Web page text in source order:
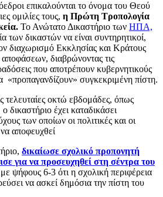
επικαλούνται το όνομα του Θεού
ομιλίες τους, η Πρώτη Τροπολογία
Το Ανώτατο Δικαστήριο των ΗΠΑ,
των δικαστών να είναι συντηρητικοί,
διαχωρισμό Εκκλησίας και Κράτους
διαβρώνοντας τις
που αποτρέπουν κυβερνητικούς
συγκεκριμένη πίστη.
τελευταίες οκτώ εβδομάδες, όπως
δικαστήριο έχει καταδικάσει
των οποίων οι πολιτικές και οι
αποφευχθεί
δικαίωσε σχολικό προπονητή
για να προσευχηθεί στη σέντρα του
ψήφους 6-3 ότι η σχολική περιφέρεια
να ασκεί δημόσια την πίστη του